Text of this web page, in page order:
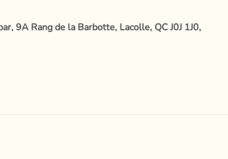
9A Rang de la Barbotte, Lacolle, QC J0J 1J0,